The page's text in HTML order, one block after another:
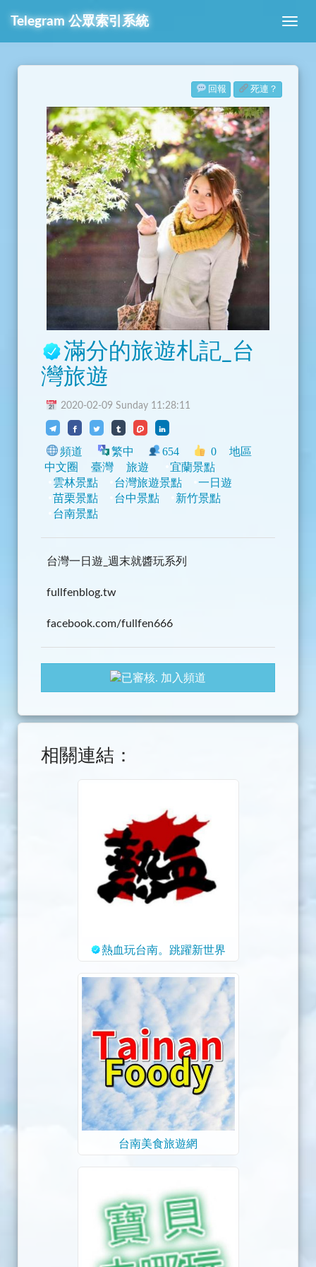
Telegram 公眾索引系統
回報 死連？
滿分的旅遊札記_台
灣旅遊
2020-02-09 Sunday 11:28:11
頻道 繁中 654 0
地區
中文圈
臺灣 旅遊
宜蘭景點
雲林景點
台灣旅遊景點
一日遊
苗栗景點
台中景點
新竹景點
台南景點
台灣一日遊_週末就醬玩系列
fullfenblog.tw
facebook.com/fullfen666
加入頻道
相關連結：
熱血玩台南。跳躍新世界
台南美食旅遊網